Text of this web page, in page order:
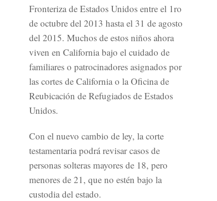
Fronteriza de Estados Unidos entre el 1ro
de octubre del 2013 hasta el 31 de agosto
del 2015. Muchos de estos niños ahora
viven en California bajo el cuidado de
familiares o patrocinadores asignados por
las cortes de California o la Oficina de
Reubicación de Refugiados de Estados
Unidos.
Con el nuevo cambio de ley, la corte
testamentaria podrá revisar casos de
personas solteras mayores de 18, pero
menores de 21, que no estén bajo la
custodia del estado.